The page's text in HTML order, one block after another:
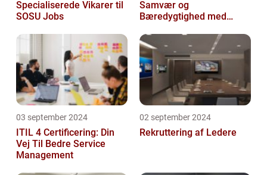
Specialiserede Vikarer til
SOSU Jobs
Samvær og
Bæredygtighed med
03 september 2024
ITIL 4 Certificering: Din
Vej Til Bedre Service
Management
02 september 2024
Rekruttering af Ledere